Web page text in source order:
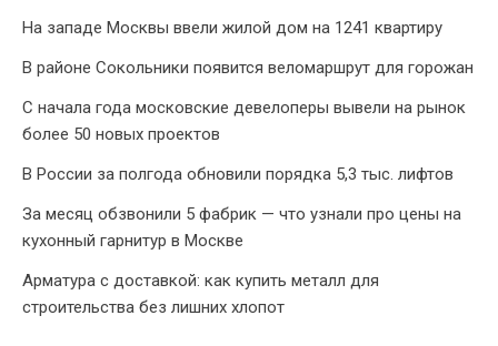
На западе Москвы ввели жилой дом на 1241 квартиру
В районе Сокольники появится веломаршрут для горожан
С начала года московские девелоперы вывели на рынок
более 50 новых проектов
В России за полгода обновили порядка 5,3 тыс. лифтов
За месяц обзвонили 5 фабрик — что узнали про цены на
кухонный гарнитур в Москве
Арматура с доставкой: как купить металл для
строительства без лишних хлопот